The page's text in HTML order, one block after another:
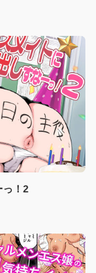
っ！2